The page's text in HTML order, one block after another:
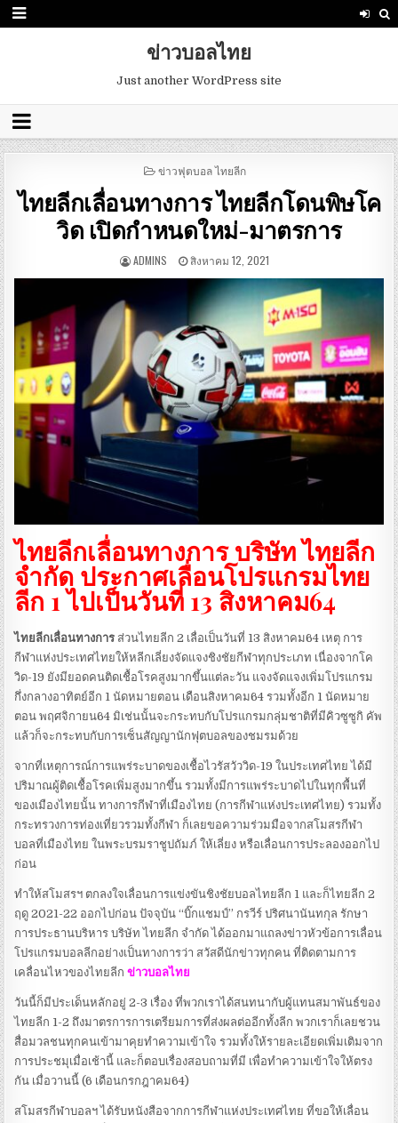
ข่าวบอลไทย
Just another WordPress site
POSTED
ข่าวฟุตบอล ไทยลีก
ไทยลีกเลื่อนทางการ ไทยลีกโดนพิษโค
วิด เปิดกำหนดใหม่-มาตรการ
ADMINS สิงหาคม 12, 2021
ไทยลีกเลื่อนทางการ บริษัท ไทยลีก
จำกัด ประกาศเลื่อนโปรแกรมไทย
ลีก 1 ไปเป็นวันที่ 13 สิงหาคม64
ไทยลีกเลื่อนทางการ ส่วนไทยลีก 2 เลื่อเป็นวันที่ 13 สิงหาคม64 เหตุ การ
กีฬาแห่งประเทศไทยให้หลีกเลี่ยงจัดแจงชิงชัยกีฬาทุกประเภท เนื่องจากโค
วิด-19 ยังมียอดคนติดเชื้อโรคสูงมากขึ้นแต่ละวัน แจงจัดแจงเพิ่มโปรแกรม
กึ่งกลางอาทิตย์อีก 1 นัดหมายตอน เดือนสิงหาคม64 รวมทั้งอีก 1 นัดหมาย
ตอน พฤศจิกายน64 มิเช่นนั้นจะกระทบกับโปรแกรมกลุ่มชาติที่มีคิวซูซูกิ คัพ
แล้วก็จะกระทบกับการเซ็นสัญญานักฟุตบอลของชมรมด้วย
จากที่เหตุการณ์การแพร่ระบาดของเชื้อไวรัสวัววิด-19 ในประเทศไทย ได้มี
ปริมาณผู้ติดเชื้อโรคเพิ่มสูงมากขึ้น รวมทั้งมีการแพร่ระบาดไปในทุกพื้นที่
ของเมืองไทยนั้น ทางการกีฬาที่เมืองไทย (การกีฬาแห่งประเทศไทย) รวมทั้ง
กระทรวงการท่องเที่ยวรวมทั้งกีฬา ก็เลยขอความร่วมมือจากสโมสรกีฬา
บอลที่เมืองไทย ในพระบรมราชูปถัมภ์ ให้เลี่ยง หรือเลื่อนการประลองออกไป
ก่อน
ทำให้สโมสรฯ ตกลงใจเลื่อนการแข่งขันชิงชัยบอลไทยลีก 1 และก็ไทยลีก 2
ฤดู 2021-22 ออกไปก่อน ปัจจุบัน “บิ๊กแชมป์” กรวีร์ ปริศนานันทกุล รักษา
การประธานบริหาร บริษัท ไทยลีก จำกัด ได้ออกมาแถลงข่าวหัวข้อการเลื่อน
โปรแกรมบอลลีกอย่างเป็นทางการว่า สวัสดีนักข่าวทุกคน ที่ติดตามการ
เคลื่อนไหวของไทยลีกข่าวบอลไทย
วันนี้ก็มีประเด็นหลักอยู่ 2-3 เรื่อง ที่พวกเราได้สนทนากับผู้แทนสมาพันธ์ของ
ไทยลีก 1-2 ถึงมาตรการการเตรียมการที่ส่งผลต่ออีกทั้งลีก พวกเราก็เลยชวน
สื่อมวลชนทุกคนเข้ามาคุยทำความเข้าใจ รวมทั้งให้รายละเอียดเพิ่มเติมจาก
การประชมุเมื่อเช้านี้ และก็ตอบเรื่องสอบถามที่มี เพื่อทำความเข้าใจให้ตรง
กัน เมื่อวานนี้ (6 เดือนกรกฎาคม64)
สโมสรกีฬาบอลฯ ได้รับหนังสือจากการกีฬาแห่งประเทศไทย ที่ขอให้เลื่อน